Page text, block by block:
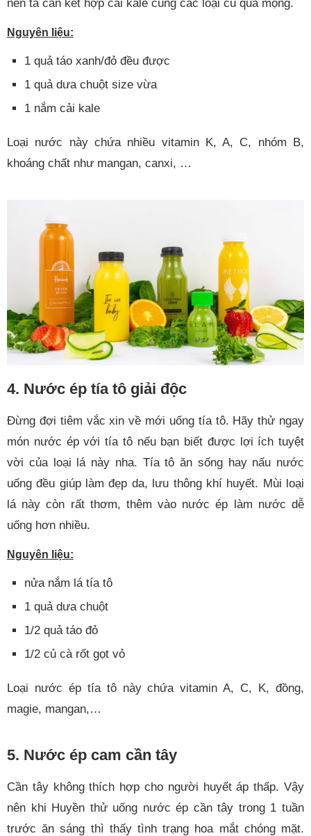
nên ta cần kết hợp cải kale cùng các loại củ quả mọng.
Nguyên liệu:
1 quả táo xanh/đỏ đều được
1 quả dưa chuột size vừa
1 nắm cải kale
Loại nước này chứa nhiều vitamin K, A, C, nhóm B,
khoáng chất như mangan, canxi, …
4. Nước ép tía tô giải độc
Đừng đợi tiêm vắc xin về mới uống tía tô. Hãy thử ngay
món nước ép với tía tô nếu bạn biết được lợi ích tuyệt
vời của loại lá này nha. Tía tô ăn sống hay nấu nước
uống đều giúp làm đẹp da, lưu thông khí huyết. Mùi loại
lá này còn rất thơm, thêm vào nước ép làm nước dễ
uống hơn nhiều.
Nguyên liệu:
nửa nắm lá tía tô
1 quả dưa chuột
1/2 quả táo đỏ
1/2 củ cà rốt gọt vỏ
Loại nước ép tía tô này chứa vitamin A, C, K, đồng,
magie, mangan,…
5. Nước ép cam cần tây
Cần tây không thích hợp cho người huyết áp thấp. Vậy
nên khi Huyền thử uống nước ép cần tây trong 1 tuần
trước ăn sáng thì thấy tình trạng hoa mắt chóng mặt.